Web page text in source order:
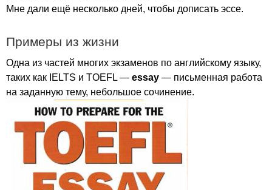
Мне дали ещё несколько дней, чтобы дописать эссе.
Примеры из жизни
Одна из частей многих экзаменов по английскому языку,
таких как IELTS и TOEFL — essay — письменная работа
на заданную тему, небольшое сочинение.